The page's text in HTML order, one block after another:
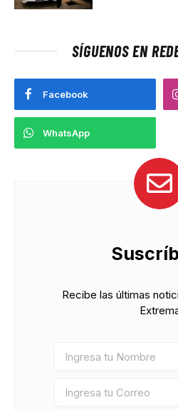
SÍGUENOS EN
Facebook
WhatsApp
Recibe las últimas